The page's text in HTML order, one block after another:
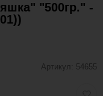
"500гр." -
Артикул: 54655